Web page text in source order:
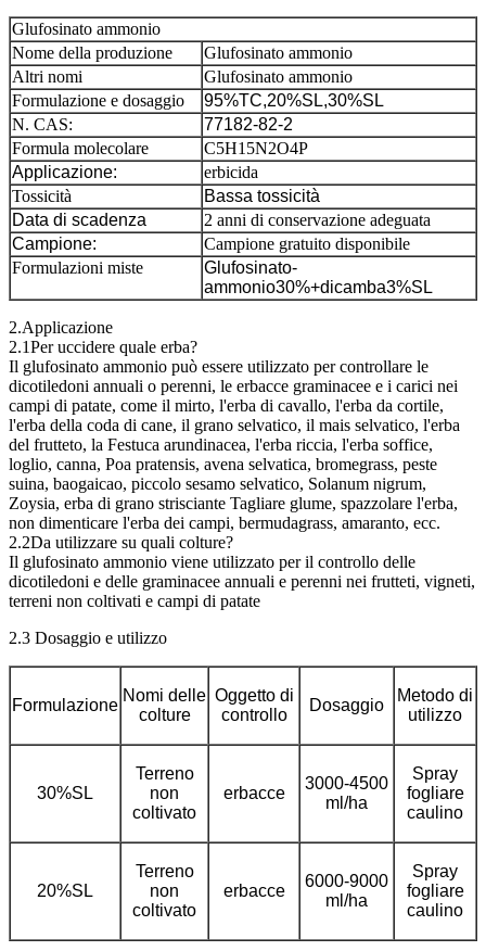
Glufosinato ammonio
Nome della produzione
Glufosinato ammonio
Altri nomi
Glufosinato ammonio
Formulazione e dosaggio
95%TC,20%SL,30%SL
N. CAS:
77182-82-2
Formula molecolare
C5H15N2O4P
Applicazione:
erbicida
Tossicità
Bassa tossicità
Data di scadenza
2 anni di conservazione adeguata
Campione:
Campione gratuito disponibile
Formulazioni miste
Glufosinato-
ammonio30%+dicamba3%SL
2.Applicazione
2.1Per uccidere quale erba?
Il glufosinato ammonio può essere utilizzato per controllare le
dicotiledoni annuali o perenni, le erbacce graminacee e i carici nei
campi di patate, come il mirto, l'erba di cavallo, l'erba da cortile,
l'erba della coda di cane, il grano selvatico, il mais selvatico, l'erba
del frutteto, la Festuca arundinacea, l'erba riccia, l'erba soffice,
loglio, canna, Poa pratensis, avena selvatica, bromegrass, peste
suina, baogaicao, piccolo sesamo selvatico, Solanum nigrum,
Zoysia, erba di grano strisciante Tagliare glume, spazzolare l'erba,
non dimenticare l'erba dei campi, bermudagrass, amaranto, ecc.
2.2Da utilizzare su quali colture?
Il glufosinato ammonio viene utilizzato per il controllo delle
dicotiledoni e delle graminacee annuali e perenni nei frutteti, vigneti,
terreni non coltivati ​​e campi di patate
2.3 Dosaggio e utilizzo
Formulazione
Nomi delle
colture
Oggetto di
controllo
Dosaggio
Metodo di
utilizzo
30%SL
Terreno
non
coltivato
erbacce
3000-4500
ml/ha
Spray
fogliare
caulino
20%SL
Terreno
non
coltivato
erbacce
6000-9000
ml/ha
Spray
fogliare
caulino